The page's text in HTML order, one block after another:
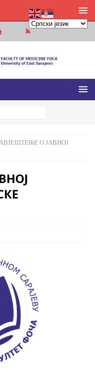
ФОЧА
У ИСТОЧНОМ
О ЈАВНОЈ